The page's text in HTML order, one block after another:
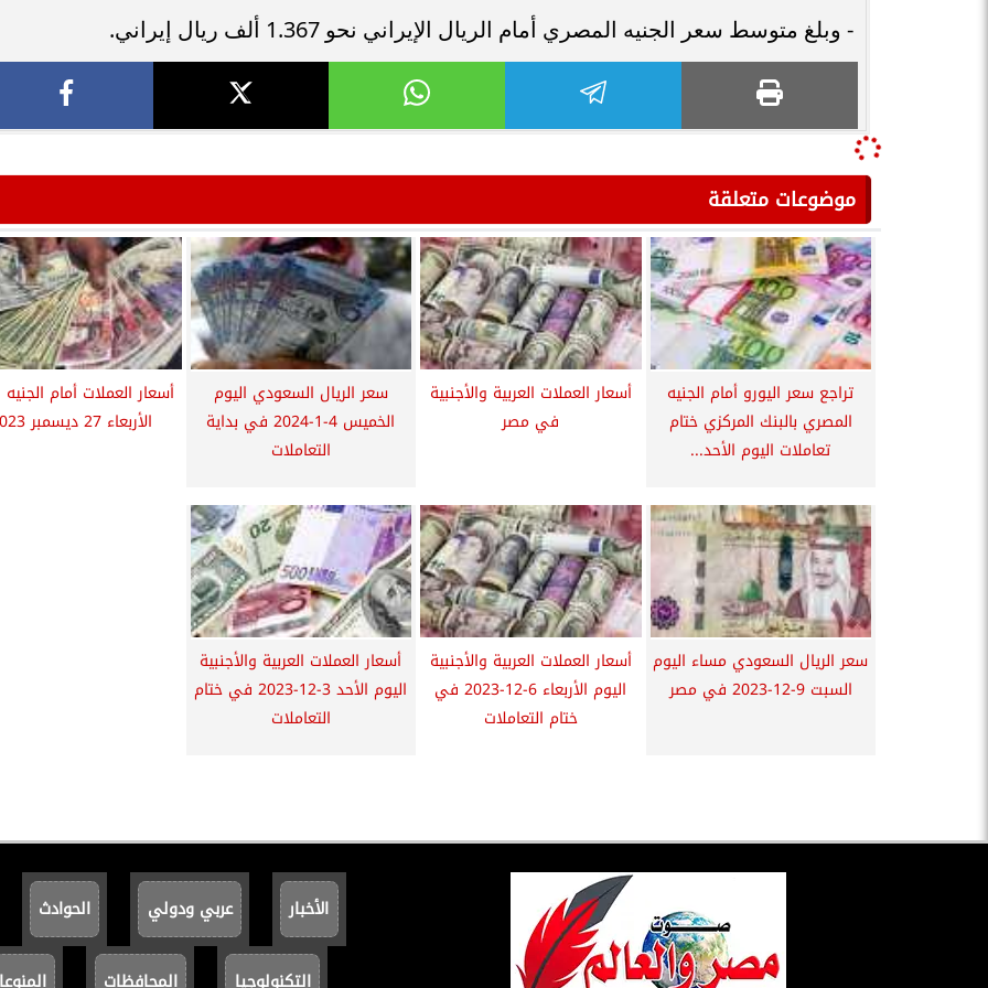
- وبلغ متوسط سعر الجنيه المصري أمام الريال الإيراني نحو 1.367 ألف ريال إيراني.
موضوعات متعلقة
تراجع سعر اليورو أمام الجنيه
المصري بالبنك المركزي ختام
تعاملات اليوم الأحد...
أسعار العملات العربية والأجنبية
في مصر
سعر الريال السعودي اليوم
الخميس 4-1-2024 في بداية
التعاملات
أسعار العملات أمام الجنيه
الأربعاء 27 ديسمبر 2023
سعر الريال السعودي مساء اليوم
السبت 9-12-2023 في مصر
أسعار العملات العربية والأجنبية
اليوم الأربعاء 6-12-2023 في
ختام التعاملات
أسعار العملات العربية والأجنبية
اليوم الأحد 3-12-2023 في ختام
التعاملات
الأخبار عربي ودولي الحوادث